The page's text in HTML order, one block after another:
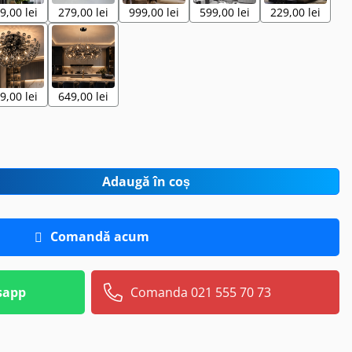
lei 279,00 lei 999,00 lei 599,00 lei 229,00 lei
lei 649,00 lei
Adaugă în coș
Comandă acum
Comanda 021 555 70 73